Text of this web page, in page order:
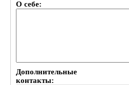
О себе:
Дополнительные
контакты: